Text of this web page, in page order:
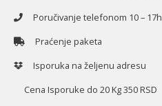
Poručivanje telefonom 10 – 17h
Praćenje paketa
Isporuka na željenu adresu
Cena Isporuke do 20 Kg 350 RSD